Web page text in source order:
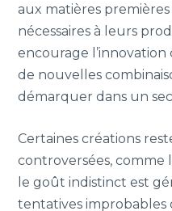
aux matières
nécessaires à leurs
encourage
de nouvelles
démarquer dans un
Certaines créations
controversées, comme
le goût indistinct est
tentatives improbables